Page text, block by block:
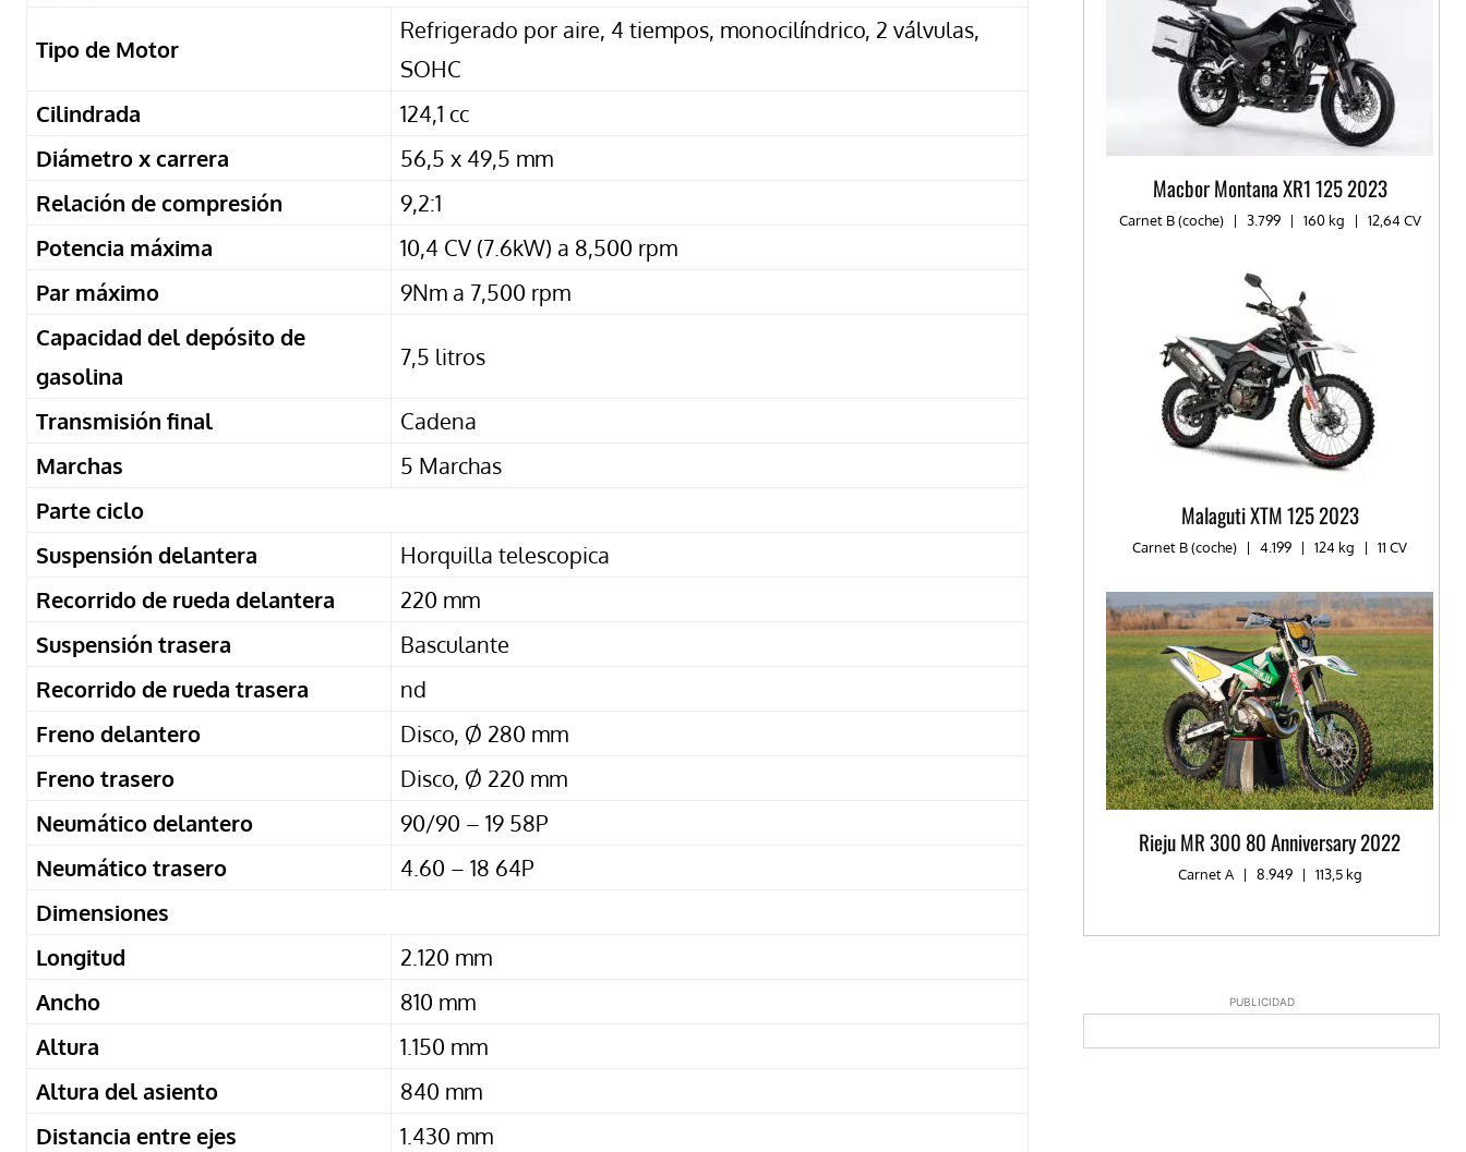
Tipo de Motor
Refrigerado por aire, 4 tiempos, monocilíndrico, 2 válvulas,
SOHC
Cilindrada
124,1 cc
Diámetro x carrera
56,5 x 49,5 mm
Relación de compresión
9,2:1
Potencia máxima
10,4 CV (7.6kW) a 8,500 rpm
Par máximo
9Nm a 7,500 rpm
Capacidad del depósito de
gasolina
7,5 litros
Transmisión final
Cadena
Marchas
5 Marchas
Parte ciclo
Suspensión delantera
Horquilla telescopica
Recorrido de rueda delantera
220 mm
Suspensión trasera
Basculante
Recorrido de rueda trasera
nd
Freno delantero
Disco, Ø 280 mm
Freno trasero
Disco, Ø 220 mm
Neumático delantero
90/90 – 19 58P
Neumático trasero
4.60 – 18 64P
Dimensiones
Longitud
2.120 mm
Ancho
810 mm
Altura
1.150 mm
Altura del asiento
840 mm
Distancia entre ejes
1.430 mm
Macbor Montana XR1 125 2023
Carnet B (coche) | 3.799 | 160 kg | 12,64 CV
Malaguti XTM 125 2023
Carnet B (coche) | 4.199 | 124 kg | 11 CV
Rieju MR 300 80 Anniversary 2022
Carnet A | 8.949 | 113,5 kg
PUBLICIDAD